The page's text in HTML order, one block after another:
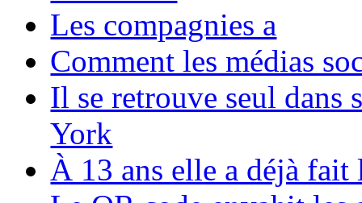
Les compagnies a
Comment les médias
Il se retrouve seul dans
York
À 13 ans elle a déjà